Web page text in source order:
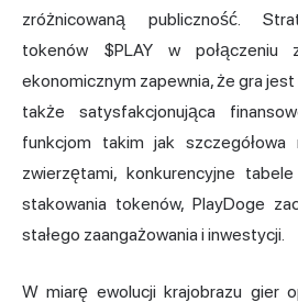
zróżnicowaną publiczność.
tokenów $PLAY w połączeniu
ekonomicznym zapewnia, że gra
także satysfakcjonująca
funkcjom takim jak szczegółowa
zwierzętami, konkurencyjne
stakowania tokenów, PlayDoge
stałego zaangażowania i inwestycji.
W miarę ewolucji krajobrazu gier